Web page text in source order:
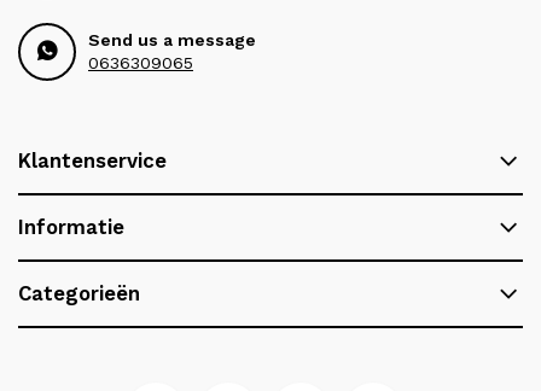
Send us a message
0636309065
Klantenservice
Informatie
Categorieën